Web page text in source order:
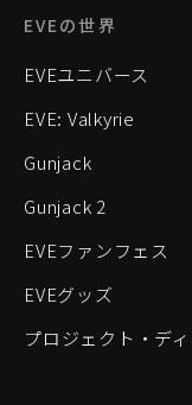
EVEの世界
EVEユニバース
EVE: Valkyrie
Gunjack
Gunjack 2
EVEファンフェス
EVEグッズ
プロジェクト・デ